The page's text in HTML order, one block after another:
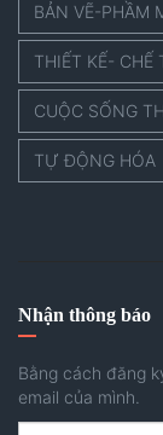
BẢN VẼ-PHẦM
THIẾT KẾ- CHẾ
CUỘC SỐNG
TỰ ĐỘNG HÓA
Nhận thông báo
Bằng cách đăng
email của mình.